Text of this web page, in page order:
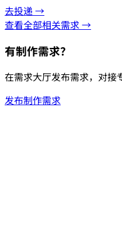
去投递 →
查看全部相关需求 →
有制作需求？
在需求大厅发布需求，对接
发布制作需求